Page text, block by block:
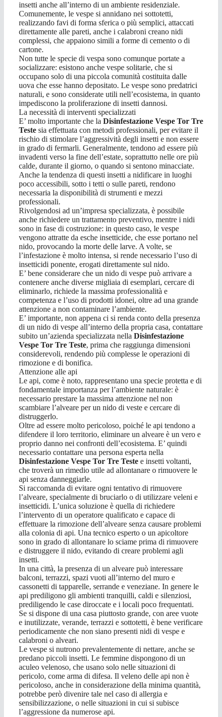
insetti anche all’interno di un ambiente residenziale.
Comunemente, le vespe si annidano nei sottotetti,
realizzando favi di forma sferica o più semplici, attaccati
direttamente alle pareti, anche i calabroni creano nidi
complessi, che appaiono simili a forme di cemento o di
cartone.
Non tutte le specie di vespa sono comunque portate a
socializzare: esistono anche vespe solitarie, che si
occupano solo di una piccola comunità costituita dalle
uova che esse hanno depositato. Le vespe sono predatrici
naturali, e sono considerate utili nell’ecosistema, in quanto
impediscono la proliferazione di insetti dannosi.
La necessità di interventi specializzati
E’ molto importante che la Disinfestazione Vespe Tor Tre
Teste sia effettuata con metodi professionali, per evitare il
rischio di stimolare l’aggressività degli insetti e non essere
in grado di fermarli. Generalmente, tendono ad essere più
invadenti verso la fine dell’estate, soprattutto nelle ore più
calde, durante il giorno, o quando si sentono minacciate.
Anche la tendenza di questi insetti a nidificare in luoghi
poco accessibili, sotto i tetti o sulle pareti, rendono
necessaria la disponibilità di strumenti e mezzi
professionali.
Rivolgendosi ad un’impresa specializzata, è possibile
anche richiedere un trattamento preventivo, mentre i nidi
sono in fase di costruzione: in questo caso, le vespe
vengono attratte da esche insetticide, che esse portano nel
nido, provocando la morte delle larve. A volte, se
l’infestazione è molto intensa, si rende necessario l’uso di
insetticidi ponente, erogati direttamente sul nido.
E’ bene considerare che un nido di vespe può arrivare a
contenere anche diverse migliaia di esemplari, cercare di
eliminarlo, richiede la massima professionalità e
competenza e l’uso di prodotti idonei, oltre ad una grande
attenzione a non contaminare l’ambiente.
E’ importante, non appena ci si renda conto della presenza
di un nido di vespe all’interno della propria casa, contattare
subito un’azienda specializzata nella Disinfestazione
Vespe Tor Tre Teste, prima che raggiunga dimensioni
considerevoli, rendendo più complesse le operazioni di
rimozione e di bonifica.
Attenzione alle api
Le api, come è noto, rappresentano una specie protetta e di
fondamentale importanza per l’ambiente naturale: è
necessario prestare la massima attenzione nel non
scambiare l’alveare per un nido di veste e cercare di
distruggerlo.
Oltre ad essere molto pericoloso, poiché le api tendono a
difendere il loro territorio, eliminare un alveare è un vero e
proprio danno nei confronti dell’ecosistema. E’ quindi
necessario contattare una persona esperta nella
Disinfestazione Vespe Tor Tre Teste e insetti voltanti,
che troverà un rimedio utile ad allontanare o rimuovere le
api senza danneggiarle.
Si raccomanda di evitare ogni tentativo di rimuovere
l’alveare, specialmente di bruciarlo o di utilizzare veleni e
insetticidi. L’unica soluzione è quella di richiedere
l’intervento di un operatore qualificato e capace di
effettuare la rimozione dell’alveare senza causare problemi
alla colonia di api. Una tecnico esperto o un apicoltore
sono in grado di allontanare lo sciame prima di rimuovere
e distruggere il nido, evitando di creare problemi agli
insetti.
In una città, la presenza di un alveare può interessare
balconi, terrazzi, spazi vuoti all’interno del muro e
cassonetti di tapparelle, serrande e veneziane. In genere le
api prediligono gli ambienti tranquilli, caldi e silenziosi,
prediligendo le case diroccate e i locali poco frequentati.
Se si dispone di una casa piuttosto grande, con aree vuote
e inutilizzate, verande, terrazzi e sottotetti, è bene verificare
periodicamente che non siano presenti nidi di vespe e
calabroni o alveari.
Le vespe si nutrono prevalentemente di nettare, anche se
predano piccoli insetti. Le femmine dispongono di un
aculeo velenoso, che usano solo nelle situazioni di
pericolo, come arma di difesa. Il veleno delle api non è
pericoloso, anche in considerazione della minima quantità,
potrebbe però divenire tale nel caso di allergia e
sensibilizzazione, o nelle situazioni in cui si subisce
l’aggressione da numerose api.